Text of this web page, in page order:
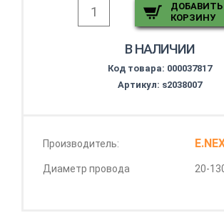
ДОБАВИТЬ
КОРЗИНУ
В НАЛИЧИИ
Код товара: 000037817
Артикул: s2038007
Производитель:
Диаметр провода 20-